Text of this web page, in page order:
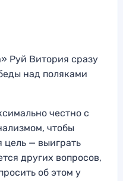
Руй Витория сразу
над поляками
честно с
чтобы
цель — выиграть
других вопросов,
об этом у